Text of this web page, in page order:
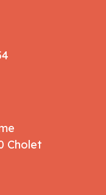
Cholet